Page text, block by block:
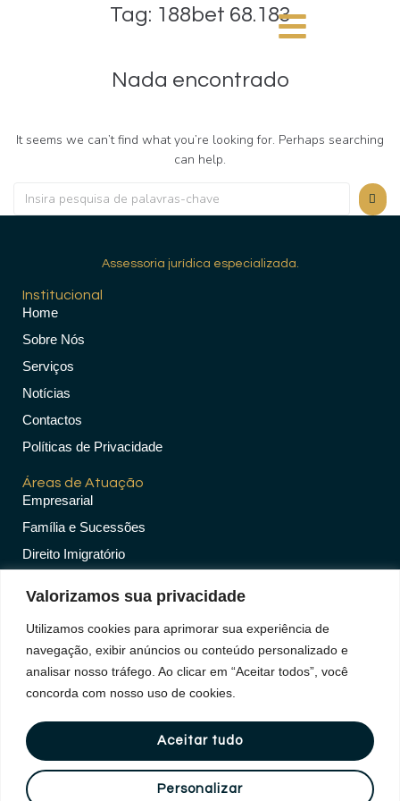
Valorizamos sua privacidade
Utilizamos cookies para aprimorar sua experiência de
navegação, exibir anúncios ou conteúdo personalizado e
analisar nosso tráfego. Ao clicar em “Aceitar todos”, você
concorda com nosso uso de cookies.
Personalizar
Aceitar tudo
Tag: 188bet 68.183
Nada encontrado
It seems we can’t find what you’re looking for. Perhaps searching
can help.
Assessoria jurídica especializada.
Institucional
Home
Sobre Nós
Serviços
Notícias
Contactos
Políticas de Privacidade
Áreas de Atuação
Empresarial
Família e Sucessões
Direito Imigratório
Direito Imobiliário
Contactos
+351 937 516 536
geral@advogadoleandrocunha.pt
R. José Joaquim Marques, Nº. 60-B